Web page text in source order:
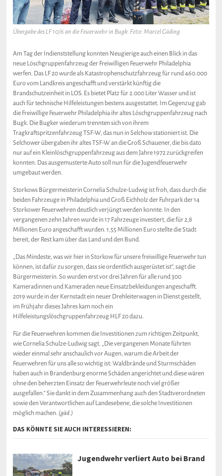
Übergabe des LF 10/6 an die Feuerwehr in Bugk. Foto: Marcel Gäding
Am Tag der Indienststellung konnten Neugierige auch einen Blick in das
neue Löschgruppenfahrzeug der Freiwilligen Feuerwehr Philadelphia
werfen. Das LF 20 wurde als Katastrophenschutzfahrzeug für rund 460.000
Euro vom Landkreis angeschafft und verstärkt künftig die
Brandschutzeinheit in LOS. Es bietet Platz für 2.000 Liter Wasser und ist
auch für technische Hilfeleistungen bestens ausgestattet. Im Gegenzug gab
die Freiwillige Feuerwehr Philadelphia ihr altes Löschgruppenfahrzeug nach
Bugk. Die Bugker wiederum trennten sich von ihrem
Tragkraftspritzenfahrzeug TSF-W, das nun in Selchow stationiert ist. Die
Selchower übergaben ihr altes TSF-W an die Groß Schauener, die bis dato
nur auf ein Kleinlöschgruppenfahrzeug aus dem Jahre 1972 zurückgreifen
konnten. Das ausgemusterte Auto soll nun für die Jugendfeuerwehr
umgebaut werden.
Storkows Bürgermeisterin Cornelia Schulze-Ludwig ist froh, dass durch die
beiden Fahrzeuge in Philadelphia und Groß Eichholz der Fuhrpark der 14
Storkower Feuerwehren deutlich verjüngt werden konnte. In den
vergangenen zehn Jahren wurde in 17 Fahrzeuge investiert, die für 2,8
Millionen Euro angeschafft wurden. 1,55 Millionen Euro stellte die Stadt
bereit, der Rest kam über das Land und den Bund.
„Das Mindeste, was wir hier in Storkow für unsere freiwillige Feuerwehr tun
können, ist dafür zu sorgen, dass sie ordentlich ausgerüstet ist“, sagt die
Bürgermeisterin. So wurden erst vor drei Jahren für alle rund 300
Kameradinnen und Kameraden neue Einsatzbekleidungen angeschafft.
2019 wurde in der Kernstadt ein neuer Drehleiterwagen in Dienst gestellt,
im Frühjahr dieses Jahres kam noch ein
Hilfeleistungslöschgruppenfahrzeug HLF 20 dazu.
Für die Feuerwehren kommen die Investitionen zum richtigen Zeitpunkt,
wie Cornelia Schulze-Ludwig sagt. „Die vergangenen Monate führten
wieder einmal sehr anschaulich vor Augen, warum die Arbeit der
Feuerwehren für uns alle so wichtig ist: Waldbrände und Sturmschäden
haben auch in Brandenburg enorme Schäden angerichtet und diese wären
ohne den beherzten Einsatz der Feuerwehrleute noch viel größer
ausgefallen.“ Sie dankt in dem Zusammenhang auch den Stadtverordneten
sowie den Verantwortlichen auf Landesebene, die solche Investitionen
möglich machen. (gäd.)
DAS KÖNNTE SIE AUCH INTERESSIEREN:
Jugendwehr verliert Auto bei Brand